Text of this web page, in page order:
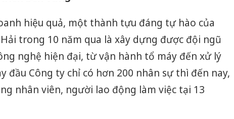
hiệu quả, một thành tựu đáng tự hào của
trong 10 năm qua là xây dựng được đội ngũ
nghệ hiện đại, từ vận hành tổ máy đến xử lý
đầu Công ty chỉ có hơn 200 nhân sự thì đến nay,
nhân viên, người lao động làm việc tại 13
Công an
tìm bị hại
án sản
bán yến
Thanh
bán bình